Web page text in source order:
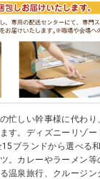
忙しい幹事様に代わ
す。ディズニーリゾ
ブランドから選べる
。カレーやラーメン
温泉旅行、クルージ